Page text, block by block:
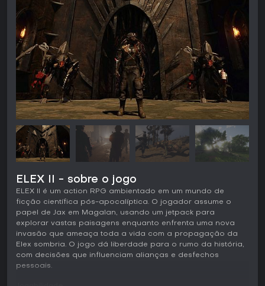
ELEX II - sobre o jogo
ELEX II é um action RPG ambientado em um mundo de
ficção científica pós-apocalíptica. O jogador assume o
papel de Jax em Magalan, usando um jetpack para
explorar vastas paisagens enquanto enfrenta uma nova
invasão que ameaça toda a vida com a propagação da
Elex sombria. O jogo dá liberdade para o rumo da história,
com decisões que influenciam alianças e desfechos
pessoais.